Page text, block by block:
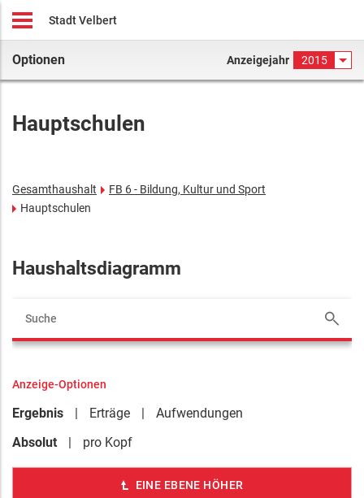
Stadt Velbert
Optionen Anzeigejahr 2015
Hauptschulen
Gesamthaushalt
FB 6 - Bildung, Kultur und Sport
Hauptschulen
Haushaltsdiagramm
Anzeige-Optionen
Ergebnis Erträge
Aufwendungen
Absolut
pro Kopf
EINE EBENE HÖHER